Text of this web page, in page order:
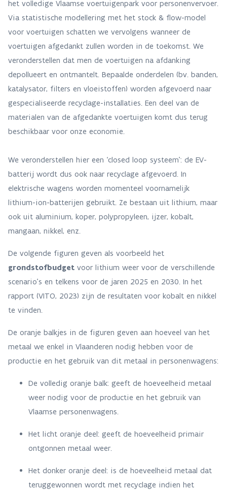
het volledige Vlaamse voertuigenpark voor personenvervoer.
Via statistische modellering met het stock & flow-model
voor voertuigen schatten we vervolgens wanneer de
voertuigen afgedankt zullen worden in de toekomst. We
veronderstellen dat men de voertuigen na afdanking
depollueert en ontmantelt. Bepaalde onderdelen (bv. banden,
katalysator, filters en vloeistoffen) worden afgevoerd naar
gespecialiseerde recyclage-installaties. Een deel van de
materialen van de afgedankte voertuigen komt dus terug
beschikbaar voor onze economie.
We veronderstellen hier een ‘closed loop systeem’: de EV-
batterij wordt dus ook naar recyclage afgevoerd. In
elektrische wagens worden momenteel voornamelijk
lithium-ion-batterijen gebruikt. Ze bestaan uit lithium, maar
ook uit aluminium, koper, polypropyleen, ijzer, kobalt,
mangaan, nikkel, enz.
De volgende figuren geven als voorbeeld het
grondstofbudget voor lithium weer voor de verschillende
scenario’s en telkens voor de jaren 2025 en 2030. In het
rapport (VITO, 2023) zijn de resultaten voor kobalt en nikkel
te vinden.
De oranje balkjes in de figuren geven aan hoeveel van het
metaal we enkel in Vlaanderen nodig hebben voor de
productie en het gebruik van dit metaal in personenwagens:
De volledig oranje balk: geeft de hoeveelheid metaal
weer nodig voor de productie en het gebruik van
Vlaamse personenwagens.
Het licht oranje deel: geeft de hoeveelheid primair
ontgonnen metaal weer.
Het donker oranje deel: is de hoeveelheid metaal dat
teruggewonnen wordt met recyclage indien het